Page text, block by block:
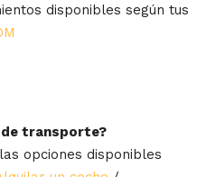
disponibles según tus
transporte?
opciones disponibles